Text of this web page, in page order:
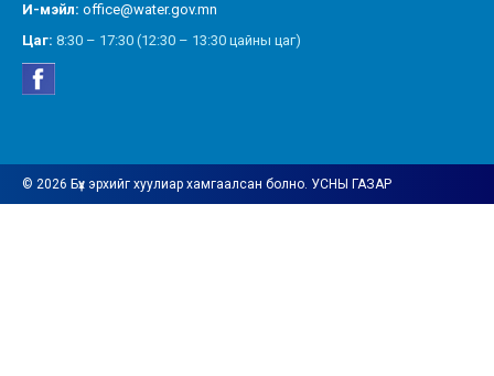
И-мэйл: office@water.gov.mn
Цаг: 8:30 – 17:30 (12:30 – 13:30 цайны цаг)
© 2026 Бүх эрхийг хуулиар хамгаалсан болно. УСНЫ ГАЗАР